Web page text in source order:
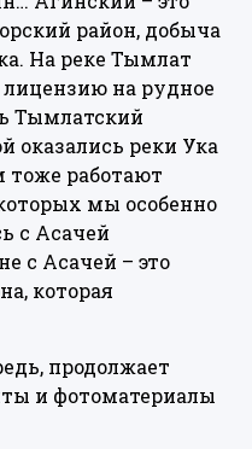
район, добыча
На реке Тымлат
лицензию на рудное
Тымлатский
оказались реки Ука
тоже работают
мы особенно
с Асачей
с Асачей – это
которая
продолжает
и фотоматериалы